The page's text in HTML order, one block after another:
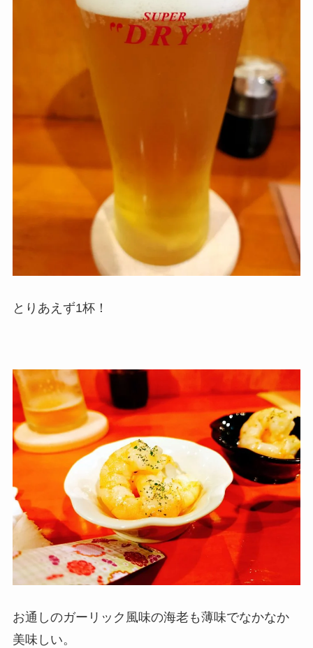
とりあえず1杯！
お通しのガーリック風味の海老も薄味でなかなか
美味しい。